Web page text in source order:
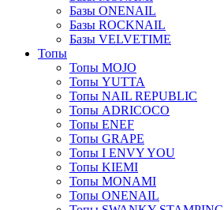
Базы ONENAIL
Базы ROCKNAIL
Базы VELVETIME
Топы
Топы MOJO
Топы YUTTA
Топы NAIL REPUBLIC
Топы ADRICOCO
Топы ENEF
Топы GRAPE
Топы I ENVY YOU
Топы KIEMI
Топы MONAMI
Топы ONENAIL